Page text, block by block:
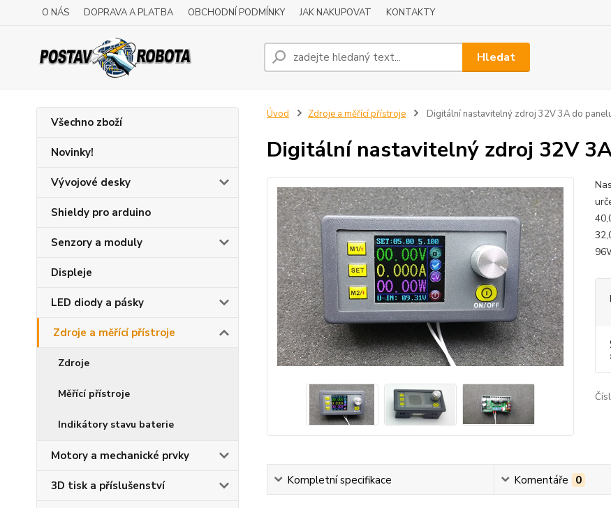
O NÁS DOPRAVA A PLATBA OBCHODNÍ PODMÍNKY JAK NAKUPOVAT KONTAKTY
Hledat
Všechno zboží
Novinky!
Vývojové desky
Shieldy pro arduino
Senzory a moduly
Displeje
LED diody a pásky
Zdroje a měřící přístroje
Zdroje
Měřící přístroje
Indikátory stavu baterie
Motory a mechanické prvky
3D tisk a příslušenství
Úvod Zdroje a měřící přístroje Digitální nastavitelný zdroj 32V 3A do
Digitální nastavitelný zdroj 32V
Kompletní specifikace Komentáře 0